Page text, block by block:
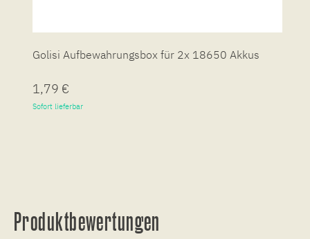
Golisi Aufbewahrungsbox für 2x 18650 Akkus
1,79 €
Sofort lieferbar
Produktbewertungen